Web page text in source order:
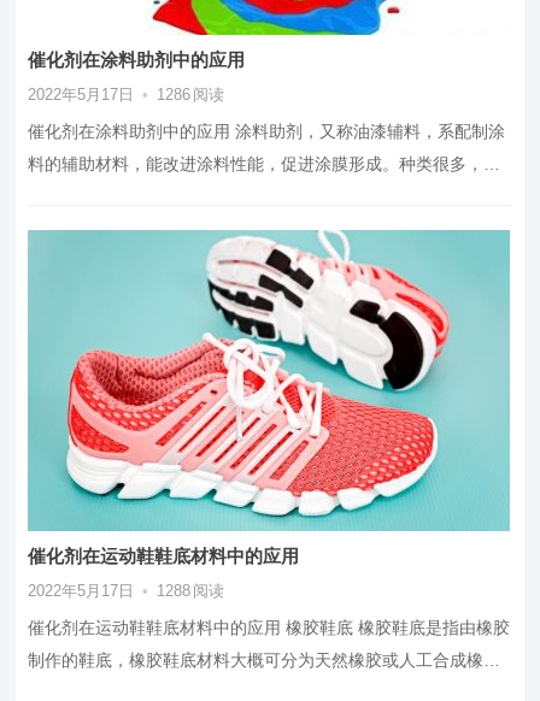
催化剂在涂料助剂中的应用
2022年5月17日 • 1286 阅读
催化剂在涂料助剂中的应用 涂料助剂，又称油漆辅料，系配制涂
料的辅助材料，能改进涂料性能，促进涂膜形成。种类很多，包
催化剂在运动鞋鞋底材料中的应用
2022年5月17日 • 1288 阅读
催化剂在运动鞋鞋底材料中的应用 橡胶鞋底 橡胶鞋底是指由橡胶
制作的鞋底，橡胶鞋底材料大概可分为天然橡胶或人工合成橡